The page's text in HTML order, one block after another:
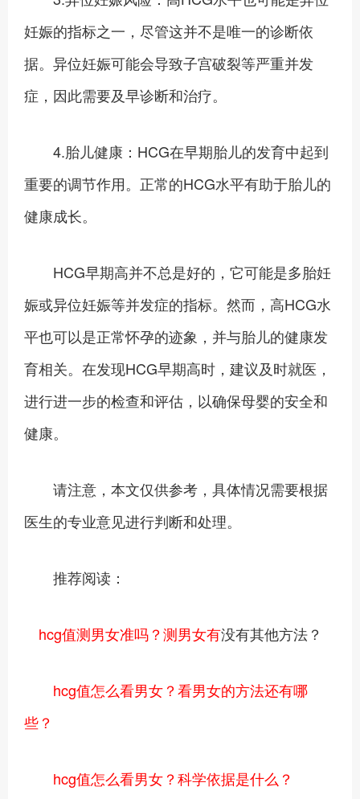
妊娠的指标之一，尽管这并不是唯一的诊断依
据。异位妊娠可能会导致子宫破裂等严重并发
症，因此需要及早诊断和治疗。
4.胎儿健康：HCG在早期胎儿的发育中起到
重要的调节作用。正常的HCG水平有助于胎儿的
健康成长。
HCG早期高并不总是好的，它可能是多胎妊
娠或异位妊娠等并发症的指标。然而，高HCG水
平也可以是正常怀孕的迹象，并与胎儿的健康发
育相关。在发现HCG早期高时，建议及时就医，
进行进一步的检查和评估，以确保母婴的安全和
健康。
请注意，本文仅供参考，具体情况需要根据
医生的专业意见进行判断和处理。
推荐阅读：
hcg值测男女准吗？测男女有没有其他方法？
hcg值怎么看男女？看男女的方法还有哪
些？
hcg值怎么看男女？科学依据是什么？